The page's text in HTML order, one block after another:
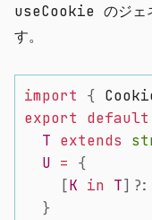
useCookie のジェ
す。
import {
export
default
T extends
U =
{
[K in T] ?:
}